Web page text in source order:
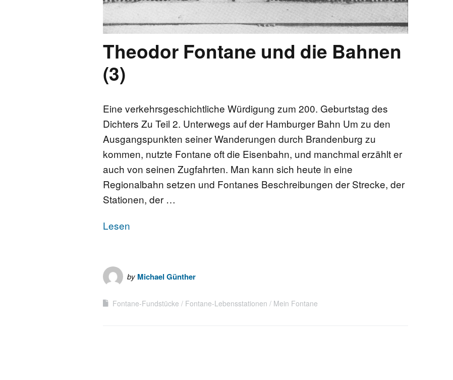
Theodor Fontane und die Bahnen
(3)
Eine verkehrsgeschichtliche Würdigung zum 200. Geburtstag des
Dichters Zu Teil 2. Unterwegs auf der Hamburger Bahn Um zu den
Ausgangspunkten seiner Wanderungen durch Brandenburg zu
kommen, nutzte Fontane oft die Eisenbahn, und manchmal erzählt er
auch von seinen Zugfahrten. Man kann sich heute in eine
Regionalbahn setzen und Fontanes Beschreibungen der Strecke, der
Stationen, der …
Lesen
by Michael Günther
Fontane-Fundstücke Fontane-Lebensstationen Mein Fontane